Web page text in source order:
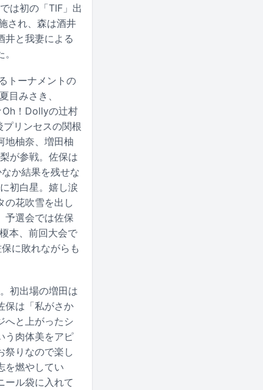
は初の「TIF」出
され、森は酒井
井と我妻による
トーナメントの
目みさき、
！Dollyの辻村
リンセスの関根
地柚奈、増田柚
が参戦。佐保は
か結果を残せな
初白星。嬉し涙
の花吹雪を出し
予選会では佐保
本、前回大会で
に敗れながらも
初出場の増田は
保は「私がさか
へと上がったシ
う肉体美をアピ
祭りなので楽し
を燃やしてい
ール袋に入れて